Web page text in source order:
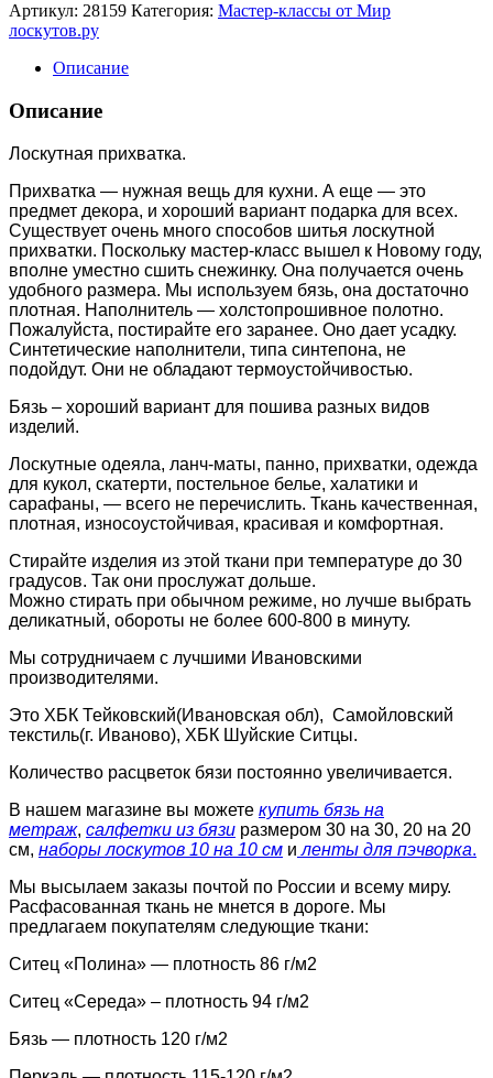
Артикул: 28159 Категория: Мастер-классы от Мир
лоскутов.ру
Описание
Описание
Лоскутная прихватка.
Прихватка — нужная вещь для кухни. А еще — это
предмет декора, и хороший вариант подарка для всех.
Существует очень много способов шитья лоскутной
прихватки. Поскольку мастер-класс вышел к Новому году,
вполне уместно сшить снежинку. Она получается очень
удобного размера. Мы используем бязь, она достаточно
плотная. Наполнитель — холстопрошивное полотно.
Пожалуйста, постирайте его заранее. Оно дает усадку.
Синтетические наполнители, типа синтепона, не
подойдут. Они не обладают термоустойчивостью.
Бязь – хороший вариант для пошива разных видов
изделий.
Лоскутные одеяла, ланч-маты, панно, прихватки, одежда
для кукол, скатерти, постельное белье, халатики и
сарафаны, — всего не перечислить. Ткань качественная,
плотная, износоустойчивая, красивая и комфортная.
Стирайте изделия из этой ткани при температуре до 30
градусов. Так они прослужат дольше.
Можно стирать при обычном режиме, но лучше выбрать
деликатный, обороты не более 600-800 в минуту.
Мы сотрудничаем с лучшими Ивановскими
производителями.
Это ХБК Тейковский(Ивановская обл), Самойловский
текстиль(г. Иваново), ХБК Шуйские Ситцы.
Количество расцветок бязи постоянно увеличивается.
В нашем магазине вы можете купить бязь на
метраж, салфетки из бязи размером 30 на 30, 20 на 20
см, наборы лоскутов 10 на 10 см и ленты для пэчворка.
Мы высылаем заказы почтой по России и всему миру.
Расфасованная ткань не мнется в дороге. Мы
предлагаем покупателям следующие ткани:
Ситец «Полина» — плотность 86 г/м2
Ситец «Середа» – плотность 94 г/м2
Бязь — плотность 120 г/м2